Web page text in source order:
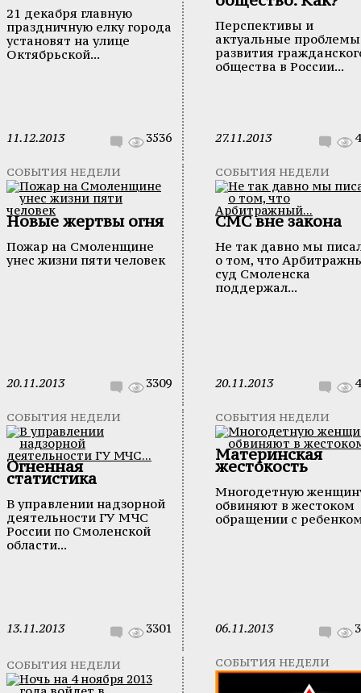
21 декабря главную
праздничную елку города
установят на улице
Октябрьской...
11.12.2013 3536
Перспективы и
актуальные проблемы
развития
общества в России...
27.11.2013
СОБЫТИЯ НЕДЕЛИ
Новые жертвы огня
Пожар на Смоленщине
унес жизни пяти человек
20.11.2013 3309
СОБЫТИЯ НЕДЕЛИ
СМС вне закона
Не так давно мы
о том, что
суд Смоленска
поддержал...
20.11.2013
СОБЫТИЯ НЕДЕЛИ
Огненная
статистика
В управлении надзорной
деятельности ГУ МЧС
России по Смоленской
области...
13.11.2013 3301
СОБЫТИЯ НЕДЕЛИ
Материнская
жестокость
Многодетную
обвиняют в жестоком
обращении с
06.11.2013
СОБЫТИЯ НЕДЕЛИ СОБЫТИЯ НЕДЕЛИ